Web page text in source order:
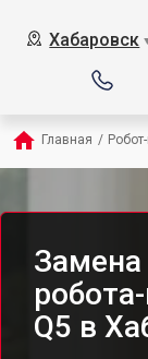
Хабаровск
Главная /
Q5 в